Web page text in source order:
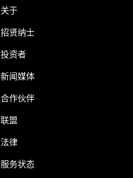
关于
招贤纳士
投资者
新闻媒体
合作伙伴
联盟
法律
服务状态